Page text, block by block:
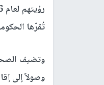
تُقرّها
وتضيف
وصولاً إلى